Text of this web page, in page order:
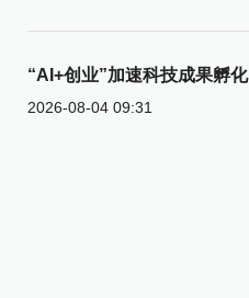
“AI+创业”加速科技成果孵化
2026-08-04 09:31